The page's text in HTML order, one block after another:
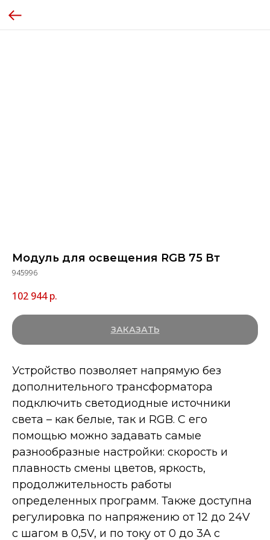
Модуль для освещения RGB 75 Вт
945996
102 944 р.
ЗАКАЗАТЬ
Устройство позволяет напрямую без
дополнительного трансформатора
подключить светодиодные источники
света – как белые, так и RGB. С его
помощью можно задавать самые
разнообразные настройки: скорость и
плавность смены цветов, яркость,
продолжительность работы
определенных программ. Также доступна
регулировка по напряжению от 12 до 24V
с шагом в 0,5V, и по току от 0 до 3А с